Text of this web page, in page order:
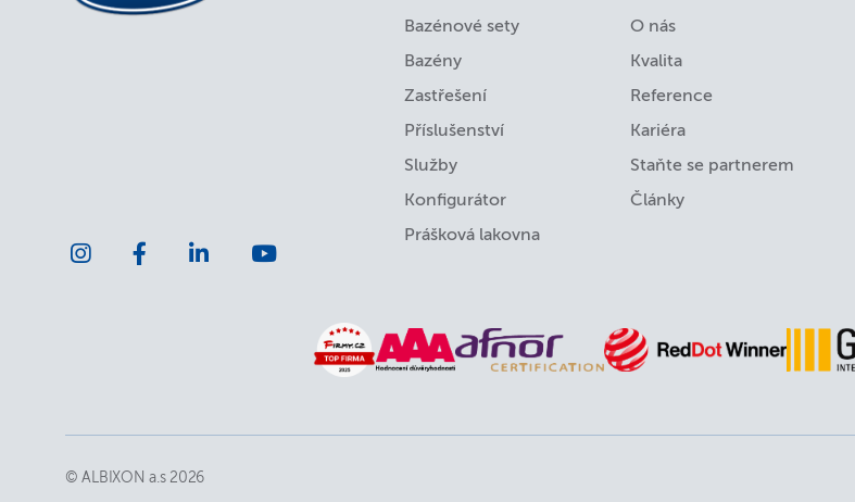
Bazénové sety
Bazény
Zastřešení
Příslušenství
Služby
Konfigurátor
Prášková lakovna
O nás
Kvalita
Reference
Kariéra
Staňte se partnerem
Články
© ALBIXON a.s 2026